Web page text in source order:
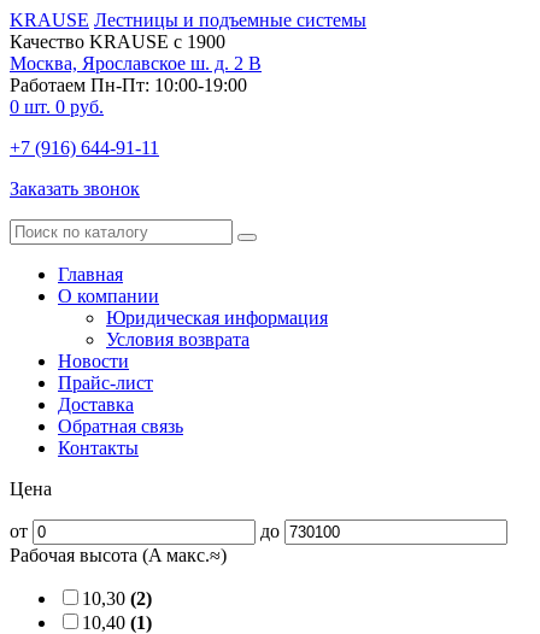
KRAUSE Лестницы и подъемные системы
Качество KRAUSE с 1900
Москва, Ярославское ш. д. 2 В
Работаем Пн-Пт: 10:00-19:00
0 шт. 0 руб.
+7 (916) 644-91-11
Заказать звонок
Главная
О компании
Юридическая информация
Условия возврата
Новости
Прайс-лист
Доставка
Обратная связь
Контакты
Цена
от
до
Рабочая высота (A макс.≈)
10,30 (2)
10,40 (1)